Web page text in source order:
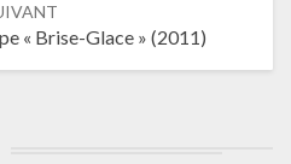
« Brise-Glace » (2011)